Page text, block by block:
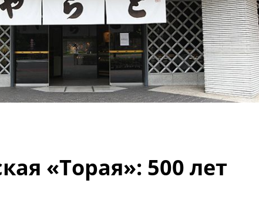
Общество
Культура
Жизнь
Технологии
«Торая»: 500 лет